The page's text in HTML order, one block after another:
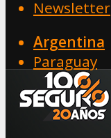
Newsletter
Argentina
Paraguay